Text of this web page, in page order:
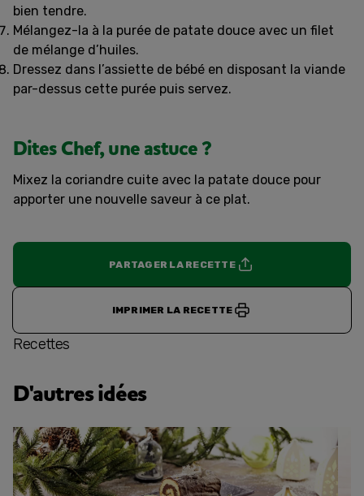
bien tendre.
Mélangez-la à la purée de patate douce avec un filet
de mélange d’huiles.
Dressez dans l’assiette de bébé en disposant la viande
par-dessus cette purée puis servez.
Dites Chef, une astuce ?
Mixez la coriandre cuite avec la patate douce pour
apporter une nouvelle saveur à ce plat.
PARTAGER LA RECETTE
IMPRIMER LA RECETTE
Recettes
D'autres idées